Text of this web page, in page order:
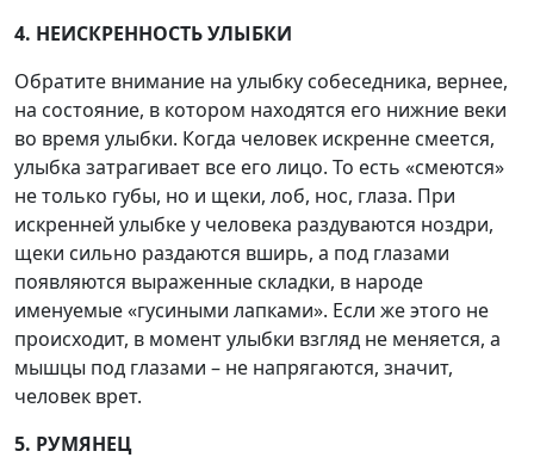
4. НЕИСКРЕННОСТЬ УЛЫБКИ
Обратите внимание на улыбку собеседника, вернее,
на состояние, в котором находятся его нижние веки
во время улыбки. Когда человек искренне смеется,
улыбка затрагивает все его лицо. То есть «смеются»
не только губы, но и щеки, лоб, нос, глаза. При
искренней улыбке у человека раздуваются ноздри,
щеки сильно раздаются вширь, а под глазами
появляются выраженные складки, в народе
именуемые «гусиными лапками». Если же этого не
происходит, в момент улыбки взгляд не меняется, а
мышцы под глазами – не напрягаются, значит,
человек врет.
5. РУМЯНЕЦ